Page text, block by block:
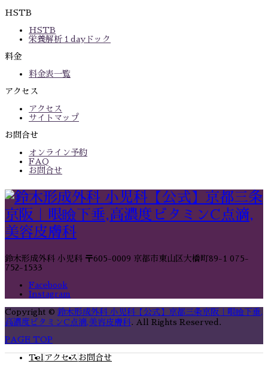
HSTB
HSTB
栄養解析１dayドック
料金
料金表一覧
アクセス
アクセス
サイトマップ
お問合せ
オンライン予約
FAQ
お問合せ
鈴木形成外科 小児科 〒605-0009 京都市東山区大橋町89-1 075-
752-1533
Facebook
Instagram
Copyright © 鈴木形成外科 小児科【公式】京都三条京阪｜眼瞼下垂,
高濃度ビタミンC点滴,美容皮膚科 . All Rights Reserved.
PAGE TOP
Tel アクセス お問合せ